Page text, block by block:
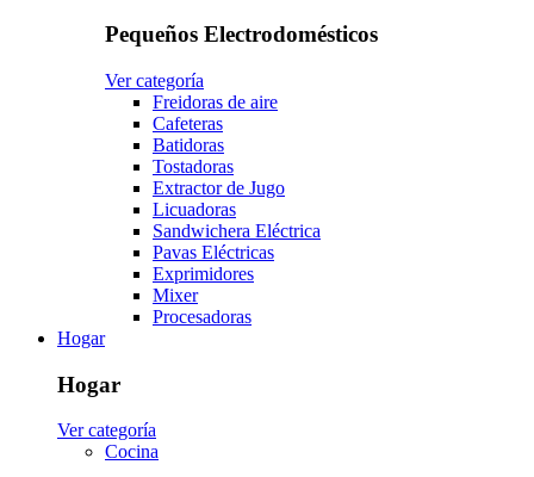
Pequeños Electrodomésticos
Ver categoría
Freidoras de aire
Cafeteras
Batidoras
Tostadoras
Extractor de Jugo
Licuadoras
Sandwichera Eléctrica
Pavas Eléctricas
Exprimidores
Mixer
Procesadoras
Hogar
Hogar
Ver categoría
Cocina